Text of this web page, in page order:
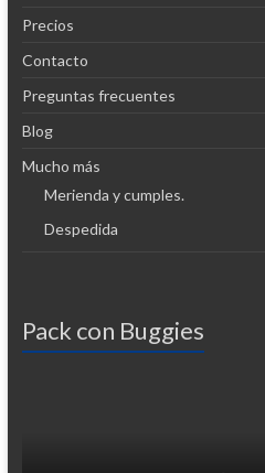
Precios
Contacto
Preguntas frecuentes
Blog
Mucho más
Merienda y cumples.
Despedida
Pack con Buggies